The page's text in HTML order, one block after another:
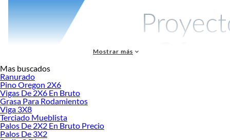
Lasespátulasy llanas son herramientas esenciales para cualquier proyecto de
construcción o renovación. Ya sea que estés preparando una pared para pintar
o instalando azulejos en un baño, las espátulas y llanas son herramientas clave
para lograr un acabado profesional.
Espátulas y llanas:
Mostrar más
Mas buscados
Ranurado
Pino Oregon 2X6
Vigas De 2X6 En Bruto
Grasa Para Rodamientos
Viga 3X8
Terciado Mueblista
Palos De 2X2 En Bruto Precio
Palos De 3X2